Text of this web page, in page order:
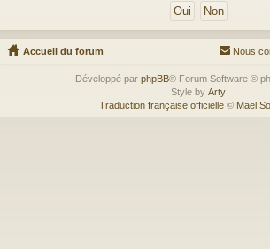
Accueil du forum Nous
Développé par phpBB® Forum Software ©
Style by Arty
Traduction française officielle © Maël